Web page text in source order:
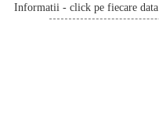
Informatii - click pe fiecare data